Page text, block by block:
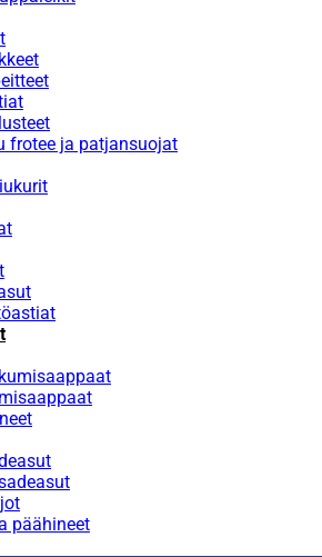
frotee ja patjansuojat
päähineet